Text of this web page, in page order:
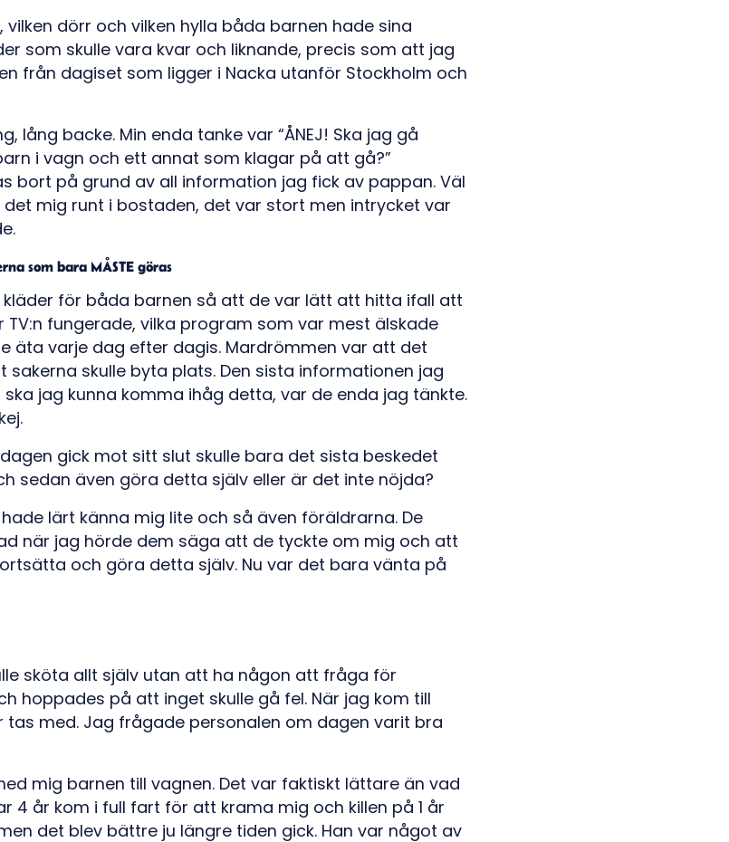
dörr och vilken hylla båda barnen hade sina
som skulle vara kvar och liknande, precis som att jag
från dagiset som ligger i Nacka utanför Stockholm och
lång backe. Min enda tanke var “ÅNEJ! Ska jag gå
i vagn och ett annat som klagar på att gå?”
bort på grund av all information jag fick av pappan. Väl
mig runt i bostaden, det var stort men intrycket var
som bara MÅSTE göras
kläder för båda barnen så att de var lätt att hitta ifall att
TV:n fungerade, vilka program som var mest älskade
äta varje dag efter dagis. Mardrömmen var att det
sakerna skulle byta plats. Den sista informationen jag
ska jag kunna komma ihåg detta, var de enda jag tänkte.
gick mot sitt slut skulle bara det sista beskedet
sedan även göra detta själv eller är det inte nöjda?
lärt känna mig lite och så även föräldrarna. De
när jag hörde dem säga att de tyckte om mig och att
och göra detta själv. Nu var det bara vänta på
sköta allt själv utan att ha någon att fråga för
hoppades på att inget skulle gå fel. När jag kom till
tas med. Jag frågade personalen om dagen varit bra
mig barnen till vagnen. Det var faktiskt lättare än vad
4 år kom i full fart för att krama mig och killen på 1 år
det blev bättre ju längre tiden gick. Han var något av